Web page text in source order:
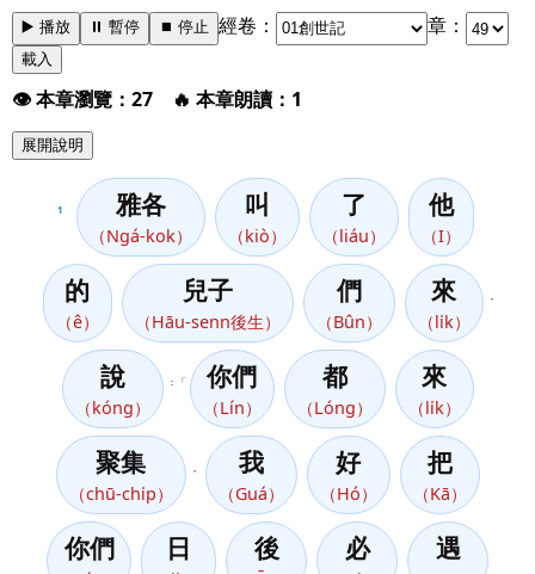
▶️ 播放 ⏸️ 暫停 ⏹️ 停止 經卷： 章：
載入
👁️ 本章瀏覽：27 🔥 本章朗讀：1
展開說明
1 雅各
（Ngá-kok）
叫
（kiò）
了
（liáu）
他
（I）
的
（ê）
兒子
（Hāu-senn後生）
們
（Bûn）
來
（li̍k）
說
（kóng）
：「 你們
（Lín）
都
（Lóng）
來
（li̍k）
聚集
（chū-chi̍p）
我
（Guá）
好
（Hó）
把
（Kā）
你們 日 後 必 遇